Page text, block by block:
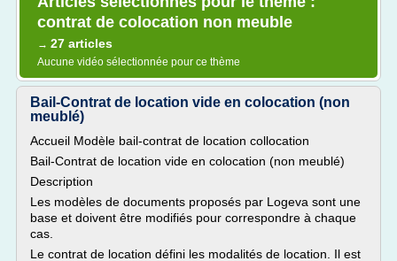
contrat de colocation non meuble
→ 27 articles
Aucune vidéo sélectionnée pour ce thème
Bail-Contrat de location vide en colocation (non
meublé)
Accueil Modèle bail-contrat de location collocation
Bail-Contrat de location vide en colocation (non meublé)
Description
Les modèles de documents proposés par Logeva sont une
base et doivent être modifiés pour correspondre à chaque
cas.
Le contrat de location défini les modalités de location. Il est